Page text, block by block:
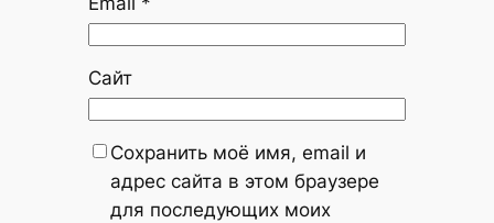
Сайт
Сохранить моё имя, email и
адрес сайта в этом браузере
для последующих моих